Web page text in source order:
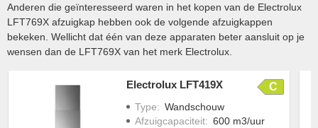
Anderen die geïnteresseerd waren in het kopen van de Electrolux
LFT769X afzuigkap hebben ook de volgende afzuigkappen
bekeken. Wellicht dat één van deze apparaten beter aansluit op je
wensen dan de LFT769X van het merk Electrolux.
Electrolux LFT419X C
Type: Wandschouw
Afzuigcapaciteit: 600 m3/uur